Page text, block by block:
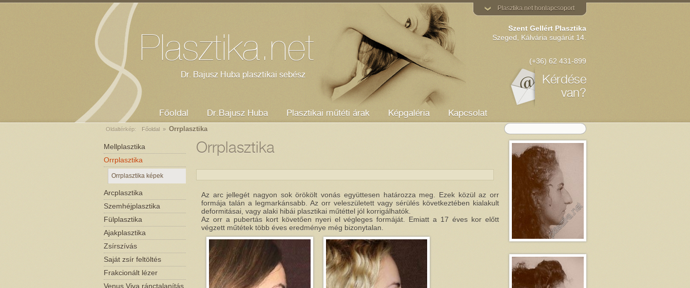
Orrplasztika
Az arc jellegét nagyon sok örökölt vonás együttesen határozza meg. Ezek közül az orr
formája talán a legmarkánsabb. Az orr veleszületett vagy sérülés következtében kialakult
deformitásai, vagy alaki hibái plasztikai műtéttel jól korrigálhatók.
Az orr a pubertás kort követően nyeri el végleges formáját. Emiatt a 17 éves kor előtt
végzett műtétek több éves eredménye még bizonytalan.
Mellplasztika
Orrplasztika
Orrplasztika képek
Arcplasztika
Szemhéjplasztika
Fülplasztika
Ajakplasztika
Zsírszívás
Saját zsír feltöltés
Frakcionált lézer
Venus Viva ránctalanítás
Plasztika.net
Dr. Bajusz Huba plasztikai sebész
Szent Gellért Plasztika
Szeged, Kálvária sugárút 14.
(+36) 62 431-899
Kérdése
van?
Főoldal Dr.Bajusz Huba Plasztikai műtéti árak Képgaléria Kapcsolat
Oldaltérkép: Főoldal » Orrplasztika
Dr. Bajusz Huba - plasztikai sebész
Mellplasztika
Orrplasztika
Kozmetikus Szeged
Plasztika.net honlapcsoport